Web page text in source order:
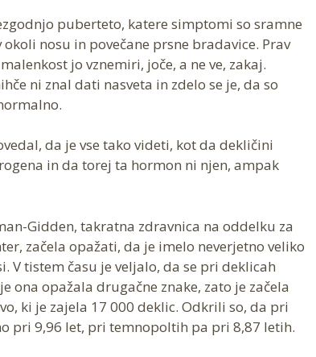
puberteto, katere simptomi so sramne
nosu in povečane prsne bradavice. Prav
jo vznemiri, joče, a ne ve, zakaj.
ni znal dati nasveta in zdelo se je, da so
da je vse tako videti, kot da dekličini
in da torej ta hormon ni njen, ampak
Gidden, takratna zdravnica na oddelku za
začela opažati, da je imelo neverjetno veliko
V tistem času je veljalo, da se pri deklicah
ona opažala drugačne znake, zato je začela
ki je zajela 17 000 deklic. Odkrili so, da pri
pri 9,96 let, pri temnopoltih pa pri 8,87 letih.